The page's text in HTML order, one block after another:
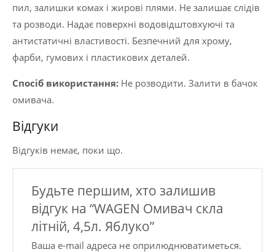
пил, залишки комах і жирові плями. Не залишає слідів
та розводи. Надає поверхні водовідштовхуючі та
антистатичні властивості. Безпечний для хрому,
фарби, гумових і пластикових деталей.
Спосіб використання: Не розводити. Залити в бачок
омивача.
Відгуки
Відгуків немає, поки що.
Будьте першим, хто залишив
відгук на “WAGEN Омивач скла
літній, 4,5л. Яблуко”
Ваша e-mail адреса не оприлюднюватиметься.